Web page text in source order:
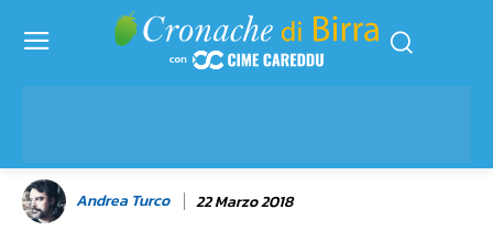
Andrea Turco 22 Marzo 2018